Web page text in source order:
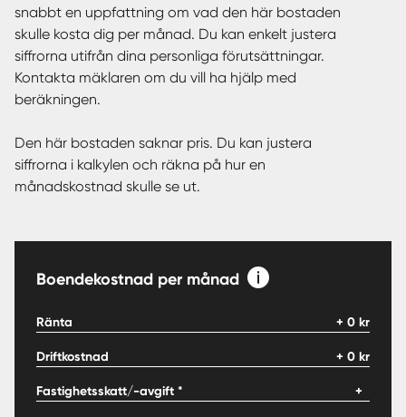
snabbt en uppfattning om vad den här bostaden
skulle kosta dig per månad. Du kan enkelt justera
siffrorna utifrån dina personliga förutsättningar.
Kontakta mäklaren om du vill ha hjälp med
beräkningen.
Den här bostaden saknar pris. Du kan justera
siffrorna i kalkylen och räkna på hur en
månadskostnad skulle se ut.
Boendekostnad per månad
Ränta + 0 kr
Driftkostnad + 0 kr
Fastighetsskatt/-avgift * +